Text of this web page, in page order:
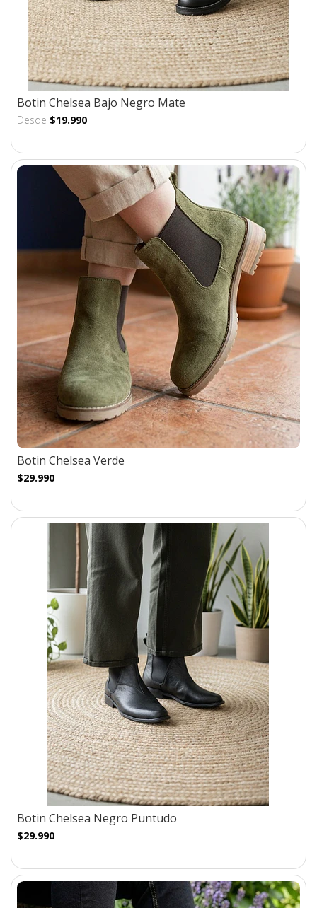
Botin Chelsea Bajo Negro Mate
Desde $19.990
Botin Chelsea Verde
$29.990
Botin Chelsea Negro Puntudo
$29.990